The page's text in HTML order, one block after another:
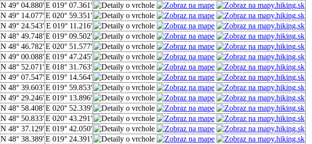
N 49° 04.880'E 019° 07.361'
N 49° 14.077'E 020° 59.351'
N 49° 24.543' E 019° 11.216'
N 48° 49.748'E 019° 09.502'
N 48° 46.782'E 020° 51.577'
N 49° 00.088'E 019° 47.245'
N 48° 52.071'E 018° 31.763'
N 49° 07.547'E 019° 14.564'
N 48° 39.603'E 019° 59.853'
N 49° 29.246'E 019° 13.896'
N 48° 58.408'E 020° 52.339'
N 48° 50.833'E 020° 43.291'
N 48° 37.129'E 019° 42.050'
N 48° 38.389'E 019° 24.391'